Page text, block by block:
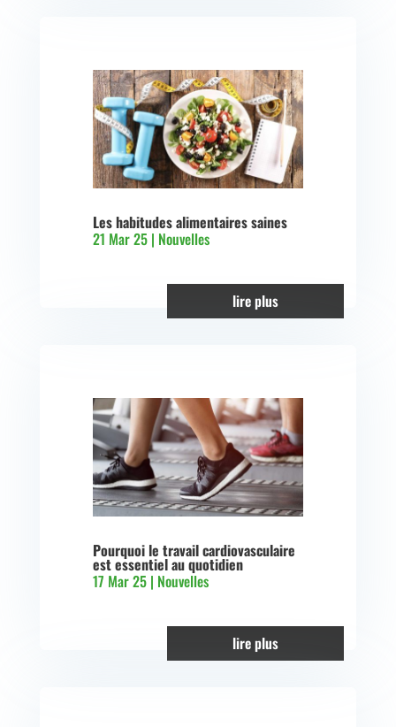
Les habitudes alimentaires saines
21 Mar 25| Nouvelles
lire plus
Pourquoi le travail cardiovasculaire
est essentiel au quotidien
17 Mar 25| Nouvelles
lire plus